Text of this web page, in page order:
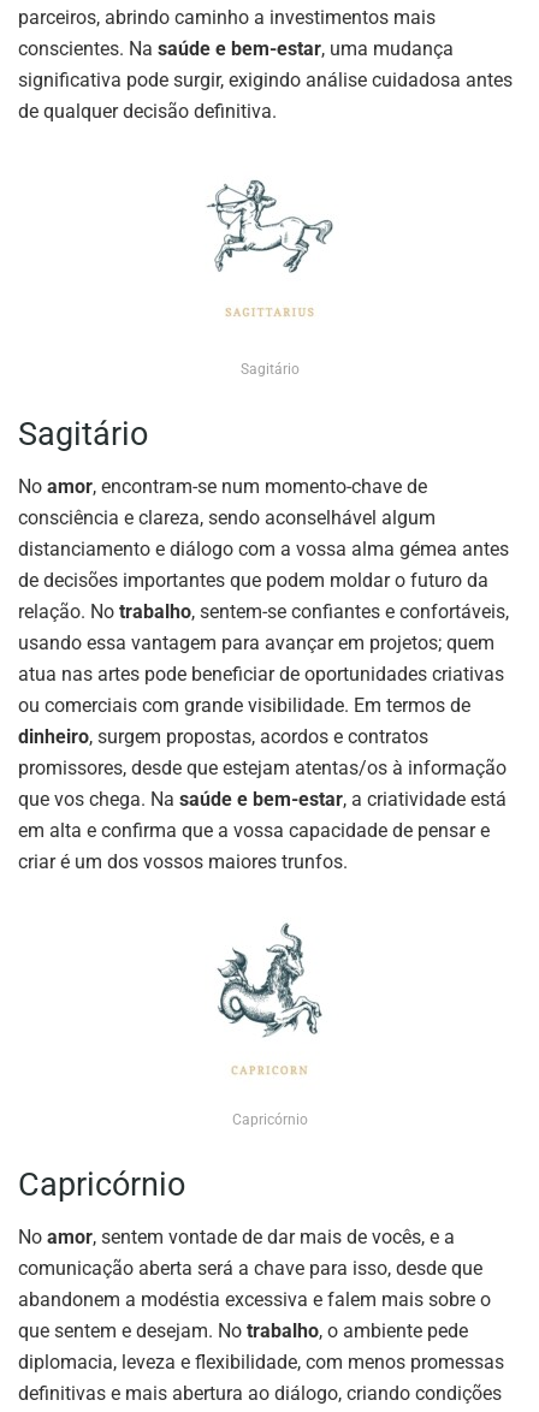
parceiros, abrindo caminho a investimentos mais
conscientes. Na saúde e bem-estar, uma mudança
significativa pode surgir, exigindo análise cuidadosa antes
de qualquer decisão definitiva.
Sagitário
Sagitário
No amor, encontram-se num momento-chave de
consciência e clareza, sendo aconselhável algum
distanciamento e diálogo com a vossa alma gémea antes
de decisões importantes que podem moldar o futuro da
relação. No trabalho, sentem-se confiantes e confortáveis,
usando essa vantagem para avançar em projetos; quem
atua nas artes pode beneficiar de oportunidades criativas
ou comerciais com grande visibilidade. Em termos de
dinheiro, surgem propostas, acordos e contratos
promissores, desde que estejam atentas/os à informação
que vos chega. Na saúde e bem-estar, a criatividade está
em alta e confirma que a vossa capacidade de pensar e
criar é um dos vossos maiores trunfos.
Capricórnio
Capricórnio
No amor, sentem vontade de dar mais de vocês, e a
comunicação aberta será a chave para isso, desde que
abandonem a modéstia excessiva e falem mais sobre o
que sentem e desejam. No trabalho, o ambiente pede
diplomacia, leveza e flexibilidade, com menos promessas
definitivas e mais abertura ao diálogo, criando condições